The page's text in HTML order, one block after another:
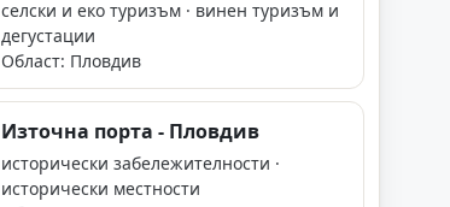
селски и еко туризъм · винен туризъм и
дегустации
Област: Пловдив
Източна порта - Пловдив
исторически забележителности ·
исторически местности